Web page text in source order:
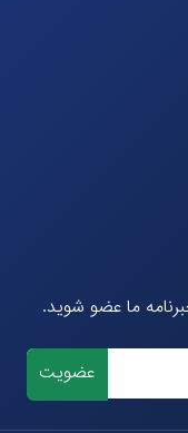
ما عضو شوید.
عضویت